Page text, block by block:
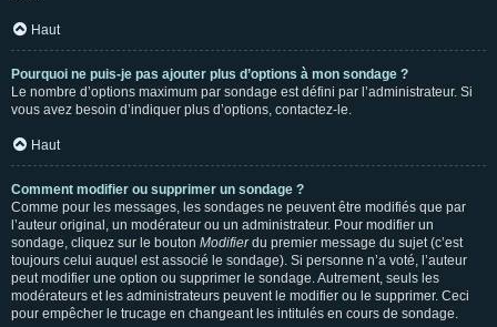
Haut
Pourquoi ne puis-je pas ajouter plus d’options à mon sondage ?
Le nombre d’options maximum par sondage est défini par l’administrateur. Si
vous avez besoin d’indiquer plus d’options, contactez-le.
Haut
Comment modifier ou supprimer un sondage ?
Comme pour les messages, les sondages ne peuvent être modifiés que par
l’auteur original, un modérateur ou un administrateur. Pour modifier un
sondage, cliquez sur le bouton Modifierdu premier message du sujet (c’est
toujours celui auquel est associé le sondage). Si personne n’a voté, l’auteur
peut modifier une option ou supprimer le sondage. Autrement, seuls les
modérateurs et les administrateurs peuvent le modifier ou le supprimer. Ceci
pour empêcher le trucage en changeant les intitulés en cours de sondage.